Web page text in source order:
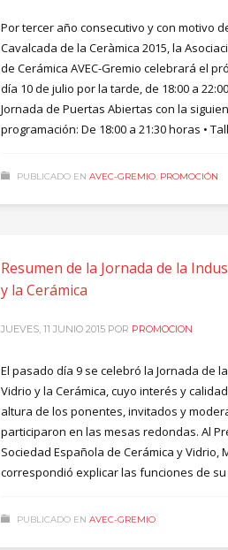
Por tercer año consecutivo y con motivo
Cavalcada de la Ceràmica 2015, la
de Cerámica AVEC-Gremio celebrará el
día 10 de julio por la tarde, de 18:00 a
Jornada de Puertas Abiertas con la
programación: De 18:00 a 21:30 horas •
PUBLICADO EN AVEC-GREMIO, PROMOCIÓN
Resumen de la Jornada de la
y la Cerámica
JUEVES, 11 JUNIO 2015 POR PROMOCION
El pasado día 9 se celebró la Jornada de
Vidrio y la Cerámica, cuyo interés y
altura de los ponentes, invitados y
participaron en las mesas redondas. Al
Sociedad Española de Cerámica y Vidrio,
correspondió explicar las funciones de
PUBLICADO EN AVEC-GREMIO